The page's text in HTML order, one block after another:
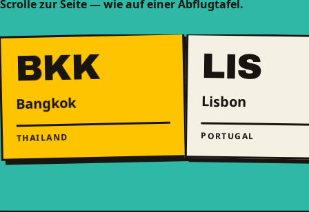
Scrolle zur Seite — wie auf einer Abflugtafel.
BKK
Bangkok
THAILAND
LIS
Lisbon
PORTUGAL